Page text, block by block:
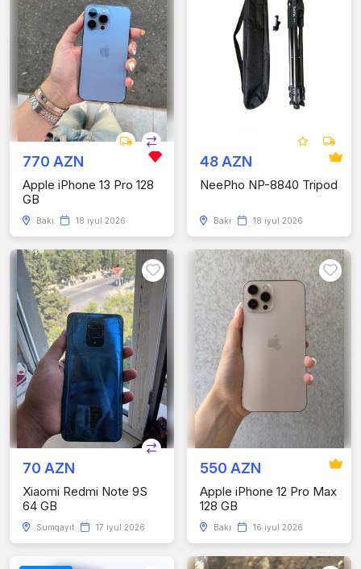
770 AZN
Apple iPhone 13 Pro 128
GB
Bakı 18 iyul 2026
48 AZN
NeePho NP-8840 Tripod
Bakı 18 iyul 2026
70 AZN
Xiaomi Redmi Note 9S
64 GB
Sumqayıt 17 iyul 2026
550 AZN
Apple iPhone 12 Pro Max
128 GB
Bakı 16 iyul 2026